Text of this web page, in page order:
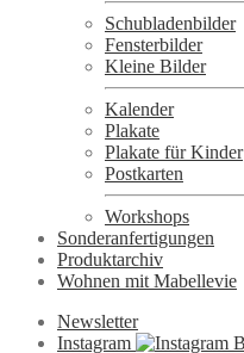
Schubladenbilder
Fensterbilder
Kleine Bilder
Kalender
Plakate
Plakate für Kinder
Postkarten
Workshops
Sonderanfertigungen
Produktarchiv
Wohnen mit Mabellevie
Newsletter
Instagram